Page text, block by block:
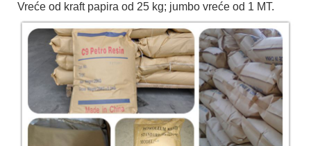
Vreće od kraft papira od 25 kg; jumbo vreće od 1 MT.